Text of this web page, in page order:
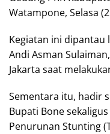
Watampone, Selasa
Kegiatan ini dipantau
Andi Asman
Jakarta saat
Sementara itu, hadir
Bupati Bone
Penurunan Stunting